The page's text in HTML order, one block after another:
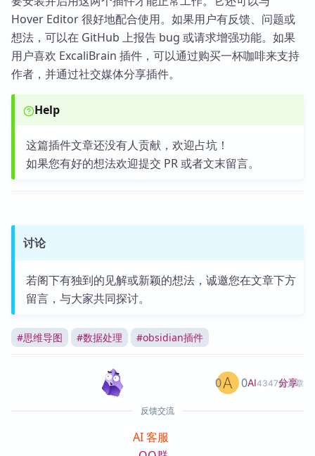
Hover Editor 很好地配合使用。如果用户有反馈、问题或
想法，可以在 GitHub 上报告 bug 或请求增强功能。如果
用户喜欢 ExcaliBrain 插件，可以通过购买一杯咖啡来支持
作者，并通过社交媒体分享插件。
Help
这篇插件文章还没有人贡献，欢迎占坑！
如果您有好的想法欢迎提交 PR 或者文末留言。
讨论
若阁下有独到的见解或新颖的想法，诚邀您在文章下方
留言，与大家共同探讨。
#思维导图 #数据处理 #obsidian插件
AI4347篇文章
0 0 分享
反馈交流
AI 客服